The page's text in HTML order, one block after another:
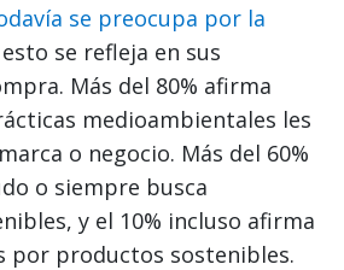
se preocupa por la
se refleja en sus
Más del 80% afirma
medioambientales les
o negocio. Más del 60%
o siempre busca
y el 10% incluso afirma
por productos sostenibles.